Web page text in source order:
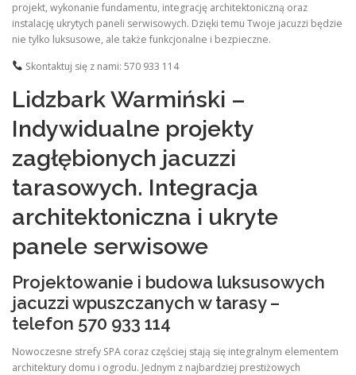
projekt, wykonanie fundamentu, integrację architektoniczną oraz
instalację ukrytych paneli serwisowych. Dzięki temu Twoje jacuzzi będzie
nie tylko luksusowe, ale także funkcjonalne i bezpieczne.
Skontaktuj się z nami: 570 933 114
Lidzbark Warmiński –
Indywidualne projekty
zagłębionych jacuzzi
tarasowych. Integracja
architektoniczna i ukryte
panele serwisowe
Projektowanie i budowa luksusowych
jacuzzi wpuszczanych w tarasy –
telefon 570 933 114
Nowoczesne strefy SPA coraz częściej stają się integralnym elementem
architektury domu i ogrodu. Jednym z najbardziej prestiżowych